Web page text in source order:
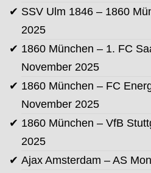
SSV Ulm 1846 – 1860
2025
1860 München – 1. FC
November 2025
1860 München – FC
November 2025
1860 München – VfB
2025
Ajax Amsterdam – AS